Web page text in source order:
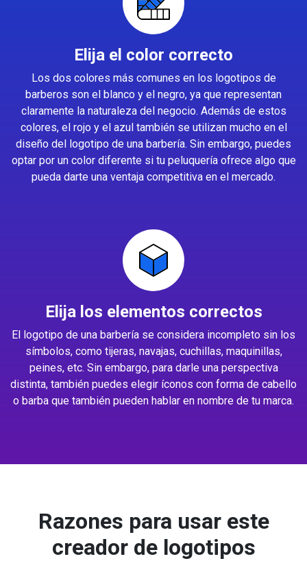
Elija el color correcto
Los dos colores más comunes en los logotipos de
barberos son el blanco y el negro, ya que representan
claramente la naturaleza del negocio. Además de estos
colores, el rojo y el azul también se utilizan mucho en el
diseño del logotipo de una barbería. Sin embargo, puedes
optar por un color diferente si tu peluquería ofrece algo que
pueda darte una ventaja competitiva en el mercado.
Elija los elementos correctos
El logotipo de una barbería se considera incompleto sin los
símbolos, como tijeras, navajas, cuchillas, maquinillas,
peines, etc. Sin embargo, para darle una perspectiva
distinta, también puedes elegir íconos con forma de cabello
o barba que también pueden hablar en nombre de tu marca.
Razones para usar este
creador de logotipos